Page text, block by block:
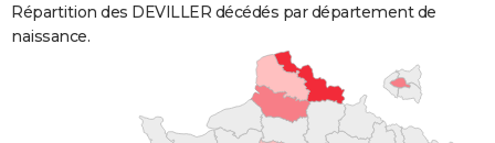
Répartition des DEVILLER décédés par département de
naissance.